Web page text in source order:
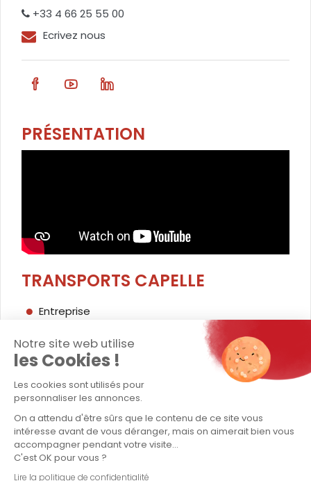
Notre site web utilise
les Cookies !
Les cookies sont utilisés pour
personnaliser les annonces.
On a attendu d'être sûrs que le contenu de ce site vous
intéresse avant de vous déranger, mais on aimerait bien vous
accompagner pendant votre visite...
C'est OK pour vous ?
Lire la politique de confidentialité
+33 4 66 25 55 00
Ecrivez nous
PRÉSENTATION
TRANSPORTS CAPELLE
Entreprise
Transport exceptionnel
Transport conventionnel
Logistique / stockage
Contact
Politique QSE - Groupe Capelle